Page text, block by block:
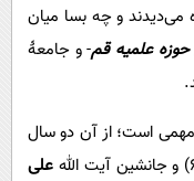
می‌دیدند و چه بسا میان
علمیه قم- و جامعۀ
مهمی است؛ از آن دو سال
علی